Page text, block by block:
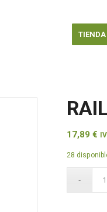
TIENDA
17,89€
28